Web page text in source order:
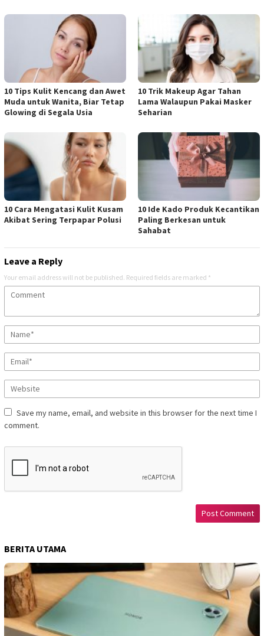
10 Tips Kulit Kencang dan Awet
Muda untuk Wanita, Biar Tetap
Glowing di Segala Usia
10 Trik Makeup Agar Tahan
Lama Walaupun Pakai Masker
Seharian
10 Cara Mengatasi Kulit Kusam
Akibat Sering Terpapar Polusi
10 Ide Kado Produk Kecantikan
Paling Berkesan untuk
Sahabat
Leave a Reply
Your email address will not be published. Required fields are marked *
Save my name, email, and website in this browser for the next time I
comment.
BERITA UTAMA